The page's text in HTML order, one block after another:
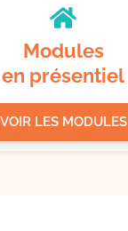
Modules
en présentiel
VOIR LES MODULES